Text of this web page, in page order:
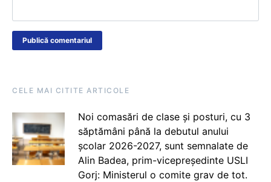
CELE MAI CITITE ARTICOLE
Noi comasări de clase și posturi, cu 3
săptămâni până la debutul anului
școlar 2026-2027, sunt semnalate de
Alin Badea, prim-vicepreședinte USLI
Gorj: Ministerul o comite grav de tot.